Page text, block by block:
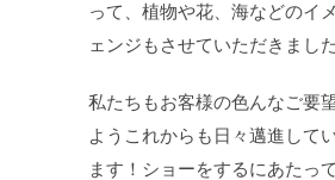
って、植物や花、海などのイ
ェンジもさせていただきまし
私たちもお客様の色んなご要
ようこれからも日々邁進して
ます！ショーをするにあたっ